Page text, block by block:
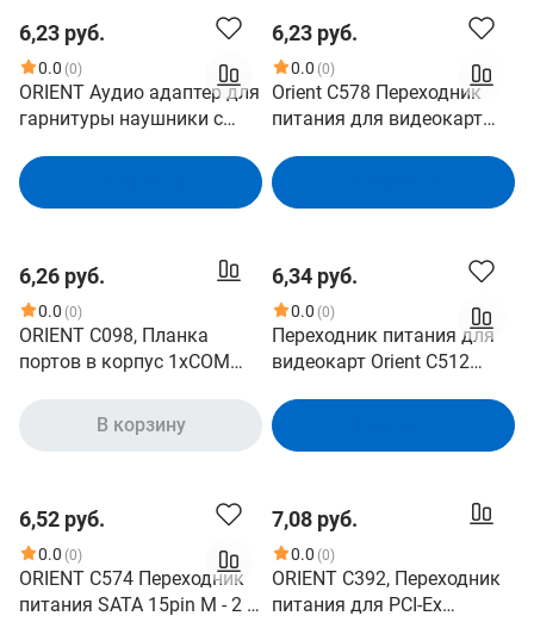
6,23 руб.
0.0 (0)
ORIENT Аудио адаптер для
гарнитуры наушники с
3.5 mm - jack 3.5 mm 4-pole
, черный
6,23 руб.
0.0 (0)
Orient C578 Переходник
питания для видеокарт
6,26 руб.
0.0 (0)
ORIENT C098, Планка
портов в корпус 1xCOM
В корзину
6,34 руб.
0.0 (0)
Переходник питания для
видеокарт Orient C512
6,52 руб.
0.0 (0)
ORIENT C574 Переходник
питания SATA 15pin M - 2 x
7,08 руб.
0.0 (0)
ORIENT C392, Переходник
питания для PCI-Ex